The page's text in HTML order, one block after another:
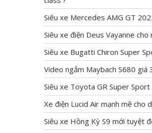
Siêu xe Mercedes AMG GT
Siêu xe điện Deus Vayanne cho
Siêu xe Bugatti Chiron Super
Video ngắm Maybach S680
Siêu xe Toyota GR Super Sport
Xe điện Lucid Air mạnh mẽ cho
Siêu xe Hồng Kỳ S9 mới tuyệt